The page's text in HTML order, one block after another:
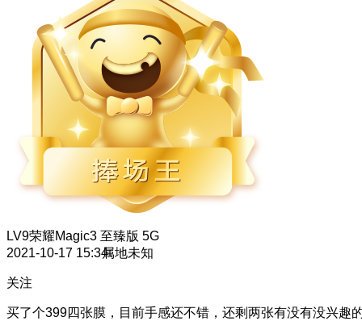
LV9荣耀Magic3 至臻版 5G
2021-10-17 15:34属地未知
关注
买了个399四张膜，目前手感还不错，还剩两张有没有没兴趣